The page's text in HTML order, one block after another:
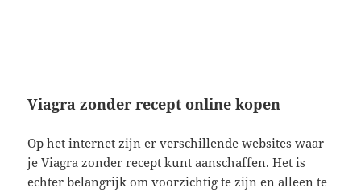
Viagra zonder recept online kopen
Op het internet zijn er verschillende websites waar
je Viagra zonder recept kunt aanschaffen. Het is
echter belangrijk om voorzichtig te zijn en alleen te